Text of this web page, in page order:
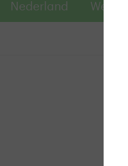
Nederland